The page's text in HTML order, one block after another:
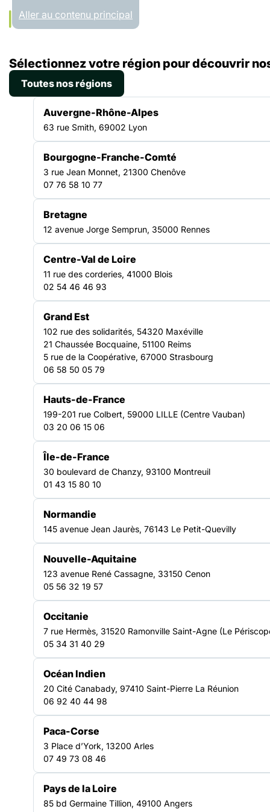
Panneau de gestion des cookies
Aller au contenu principal
Accueil Liste des ressources Guide Profair – Accompagnement socio-professionnel des étrangers primo-arrivants en Bretagne
GUIDE PRATIQUE|08.07.2024
Guide Profair –
Accompagnement
socio-professionnel des
étrangers primo-
arrivants en Bretagne
La FAS Bretagne a le plaisir de vous présenter son nouveau
guide Profair: “Accompagnement du parcours professionnel
des étrangers primo-arrivants dont les bénéficiaires de la
protection internationale en Bretagne”. Les origines du projet
PROFAIR Depuis plusieurs années, faisant le constat d’une
interconnaissance à améliorer entre le secteur de
l’accompagnement des personnes exilées et de l’emploi,
TRANSVERSE
La FAS Bretagne a le plaisir de vous présenter son nouveau
guide Profair: “Accompagnement du parcours professionnel
des étrangers primo-arrivants dont les bénéficiaires de la
protection internationale en Bretagne”.
Les origines du projet PROFAIR
interconnaissance à améliorer entre le secteur de
l’accompagnement des personnes exilées et de l’emploi, la
Fédération des Acteurs de la Solidarité s’est engagée dans
une dynamique de travail en transversalité sur les
thématiques du logement, de l’emploi et de la santé au
bénéfice de l’insertion des personnes en situation de
précarité.
Plusieurs Fédérations régionales se sont impliquées dans le
projet PROFAIR, (Professionnalisation, Rencontres, Outillage
et Formation des Acteur.trice.s de l’Intégration des Réfugiés)
Sélectionnez votre région pour découvrir
Toutes nos régions
Auvergne-Rhône-Alpes
63 rue Smith, 69002 Lyon
Bourgogne-Franche-Comté
3 rue Jean Monnet, 21300 Chenôve
07 76 58 10 77
Bretagne
12 avenue Jorge Semprun, 35000 Rennes
Centre-Val de Loire
11 rue des corderies, 41000 Blois
02 54 46 46 93
Grand Est
102 rue des solidarités, 54320 Maxéville
21 Chaussée Bocquaine, 51100 Reims
5 rue de la Coopérative, 67000 Strasbourg
06 58 50 05 79
Hauts-de-France
199-201 rue Colbert, 59000 LILLE (Centre Vauban)
03 20 06 15 06
Île-de-France
30 boulevard de Chanzy, 93100 Montreuil
01 43 15 80 10
Normandie
145 avenue Jean Jaurès, 76143 Le Petit-Quevilly
Nouvelle-Aquitaine
123 avenue René Cassagne, 33150 Cenon
05 56 32 19 57
Occitanie
7 rue Hermès, 31520 Ramonville Saint-Agne (Le
05 34 31 40 29
Océan Indien
20 Cité Canabady, 97410 Saint-Pierre La Réunion
06 92 40 44 98
Paca-Corse
3 Place d’York, 13200 Arles
07 49 73 08 46
Pays de la Loire
85 bd Germaine Tillion, 49100 Angers